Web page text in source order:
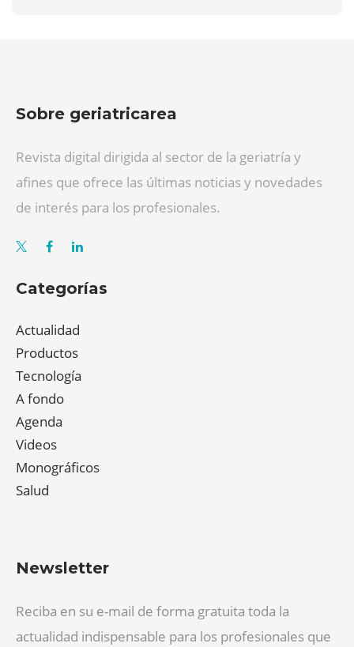
Sobre geriatricarea
Revista digital dirigida al sector de la geriatría y
afines que ofrece las últimas noticias y novedades
de interés para los profesionales.
Categorías
Actualidad
Productos
Tecnología
A fondo
Agenda
Videos
Monográficos
Salud
Newsletter
Reciba en su e-mail de forma gratuita toda la
actualidad indispensable para los profesionales que